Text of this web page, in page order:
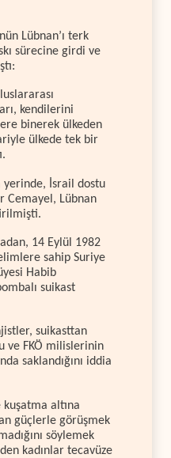
Lübnan’ı terk
sürecine girdi ve
kendilerini
binerek ülkeden
ülkede tek bir
yerinde, İsrail dostu
Cemayel, Lübnan
14 Eylül 1982
sahip Suriye
Habib
suikast
suikasttan
ve FKÖ milislerinin
saklandığını iddia
kuşatma altına
güçlerle görüşmek
söylemek
kadınlar tecavüze